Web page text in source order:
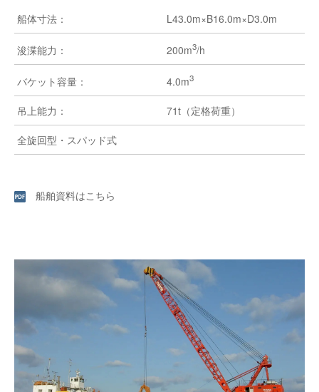
船体寸法： L43.0m×B16.0m×D3.0m
浚渫能力： 200m3/h
バケット容量： 4.0m3
吊上能力： 71t（定格荷重）
全旋回型・スパッド式
船舶資料はこちら